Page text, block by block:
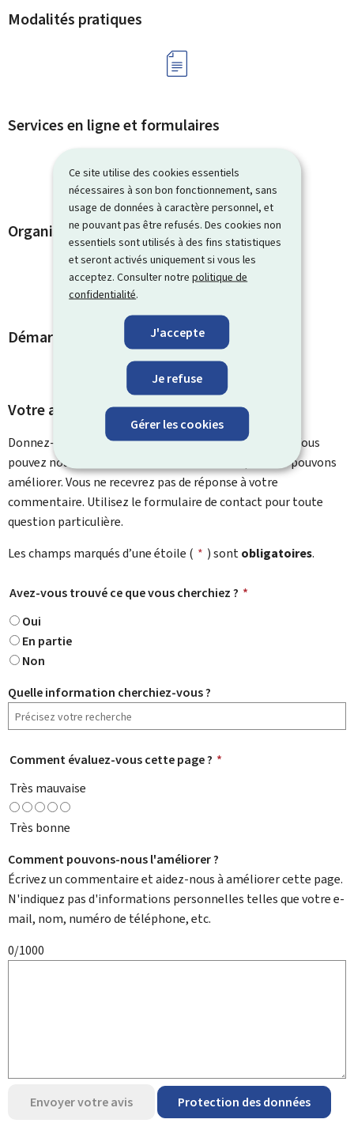
Ce site utilise des cookies essentiels
nécessaires à son bon fonctionnement, sans
usage de données à caractère personnel, et
ne pouvant pas être refusés. Des cookies non
essentiels sont utilisés à des fins statistiques
et seront activés uniquement si vous les
acceptez. Consulter notrepolitique de
confidentialité.
J'accepte
Je refuse
Gérer les cookies
Modalités pratiques
Services en ligne et formulaires
Organismes de contact
Démarches et liens associés
Votre avis nous intéresse
Donnez-nous votre avis sur le contenu de cette page. Vous
pouvez nous laisser un commentaire sur ce que nous pouvons
améliorer. Vous ne recevrez pas de réponse à votre
commentaire. Utilisez le formulaire de contact pour toute
question particulière.
Les champs marqués d’une étoile ( * ) sontobligatoires.
Avez-vous trouvé ce que vous cherchiez ? *
Oui
En partie
Non
Quelle information cherchiez-vous ?
Comment évaluez-vous cette page ? *
Très mauvaise
Très bonne
Comment pouvons-nous l'améliorer ?
Écrivez un commentaire et aidez-nous à améliorer cette page.
N'indiquez pas d'informations personnelles telles que votre e-
mail, nom, numéro de téléphone, etc.
0/1000
Envoyer votre avis Protection des données